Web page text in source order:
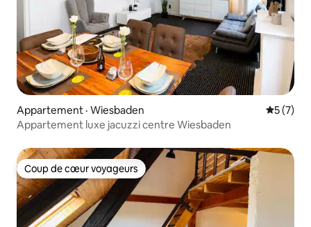
Appartement · Wiesbaden Note
5 (7)
Appartement luxe jacuzzi centre Wiesbaden
Coup de cœur voyageurs
Coup de cœur voyageurs